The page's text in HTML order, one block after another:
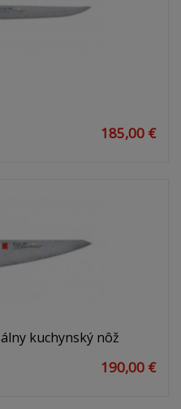
185,00 €
kuchynský nôž
190,00 €